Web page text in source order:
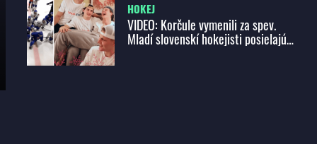
HOKEJ
VIDEO: Korčule vymenili za spev.
Mladí slovenskí hokejisti posielajú